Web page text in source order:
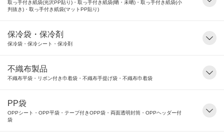
取っ手付き紙袋(光沢PP貼り)・取っ手付き紙袋(晒・未晒)・取っ手付き紙袋(小
判抜き)・取っ手付き紙袋(マットPP貼り)
保冷袋・保冷剤
保冷袋・保冷シート・保冷剤
不織布製品
不織布平袋・リボン付き巾着袋・不織布手提げ袋・不織布巾着袋
PP袋
OPPシート・OPP平袋・テープ付きOPP袋・両面透明封筒・OPPヘッダー付
袋